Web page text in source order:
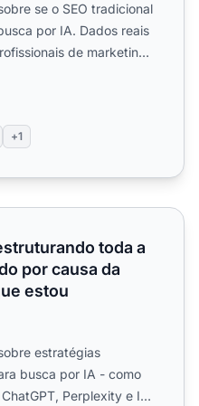
se o SEO tradicional
por IA. Dados reais
de marketing
+1
toda a estratégia de
toda a
por causa da
estou
estratégias
busca por IA - como
Perplexity e IA